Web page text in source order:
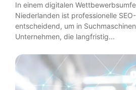
In einem digitalen
Niederlanden ist professionelle
entscheidend, um in
Unternehmen, die langfristig...